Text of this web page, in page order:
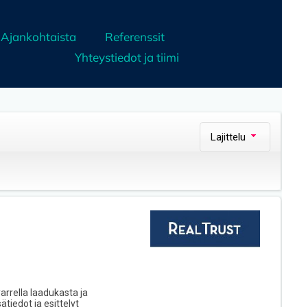
Ajankohtaista
Referenssit
Yhteystiedot ja tiimi